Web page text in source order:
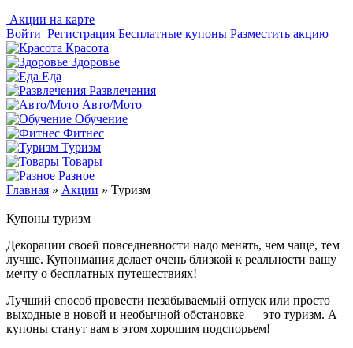
Акции на карте
Войти Регистрация Бесплатные купоны Разместить акцию
Красота
Здоровье
Еда
Развлечения
Авто/Мото
Обучение
Фитнес
Туризм
Товары
Разное
Главная » Акции » Туризм
Купоны туризм
Декорации своей повседневности надо менять, чем чаще, тем
лучше. Купонмания делает очень близкой к реальности вашу
мечту о бесплатных путешествиях!
Лучший способ провести незабываемый отпуск или просто
выходные в новой и необычной обстановке — это туризм. А
купоны станут вам в этом хорошим подспорьем!